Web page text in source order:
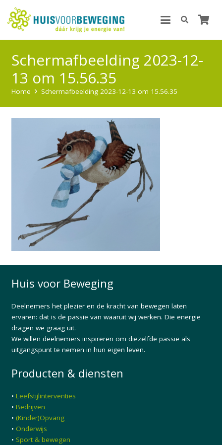
Scherm­afbeelding 2023-12-
13 om 15.56.35
Home Scherm­afbeelding 2023-12-13 om 15.56.35
Huis voor Beweging
Deelnemers het plezier en de kracht van bewegen laten
ervaren: dat is de passie van waaruit wij werken. Die energie
dragen we graag uit.
We willen deelnemers inspireren om diezelfde passie als
uitgangspunt te nemen in hun eigen leven.
Producten & diensten
• Leefstijlinterventies
• Bedrijven
• (Kinder)Opvang
• Onderwijs
• Sport & bewegen